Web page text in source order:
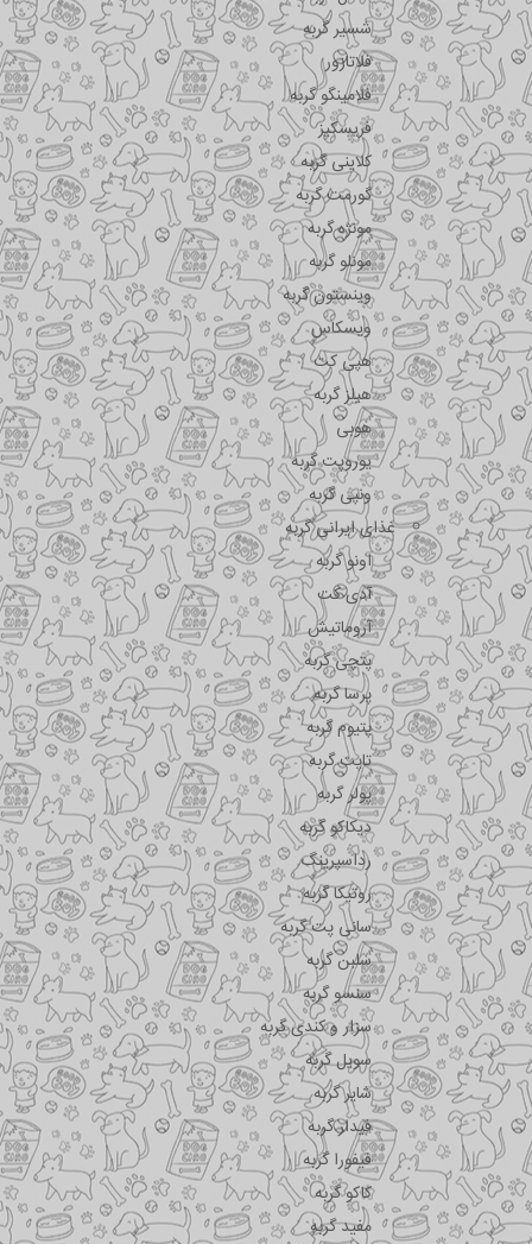
شسیر گربه
فلاتازور
فلامینگو گربه
فریسکیز
کلاینی گربه
گورمت گربه
مونژه گربه
مونلو گربه
وینستون گربه
ویسکاس
هپی کت
هیلز گربه
هوبی
یوروپت گربه
ونپی گربه
غذای ایرانی گربه
اونو گربه
آدی کت
آروماتیش
پتچی گربه
پرسا گربه
پتیوم گربه
تاپت گربه
پولر گربه
دیکاکو گربه
رداسپرینگ
روتیکا گربه
سانی پت گربه
سلبن گربه
سنسو گربه
سزار و کندی گربه
سویل گربه
شایر گربه
فیدار گربه
فیفورا گربه
کاکو گربه
مفید گربه